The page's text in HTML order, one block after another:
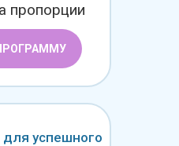
пропорции
успешного